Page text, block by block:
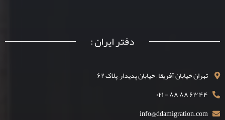
دفتر ایران :
تهران خیابان آفریقا – خیابان پدیدار– پلاک ۶۲
۴۴ ۶۳ ۸۸ ۸۸ - ۰۲۱
info@ddamigration.com